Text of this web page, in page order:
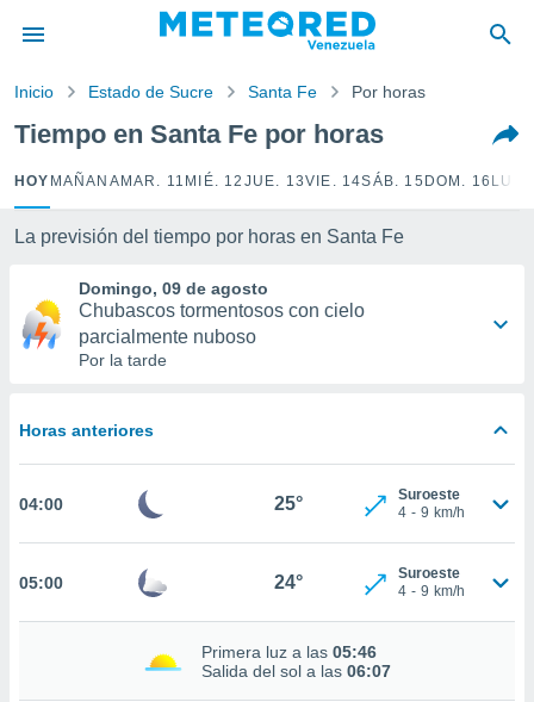
ha
por
la
que se
calidad.
y
digital
permite
seguir
ACEPTAR
Inicio Estado de Sucre Santa Fe Por horas
Tiempo en Santa Fe por horas
HOY MAÑANA MAR. 11 MIÉ. 12 JUE. 13VIE. 14SÁB. 15 DOM. 16
La previsión del tiempo por horas en Santa Fe
Domingo, 09 de agosto
Chubascos tormentosos con cielo
parcialmente nuboso
Por la tarde
Horas anteriores
04:00 25°
Suroeste
4 - 9 km/h
05:00 24°
Suroeste
4 - 9 km/h
Primera luz a las 05:46
Salida del sol a las 06:07